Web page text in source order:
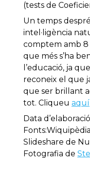
(tests de
Un temps
intel·ligència
comptem amb 8
que més s’ha
l’educació, ja
reconeix el que
que ser brillant
tot. Cliqueu aquí
Data
Slideshare de
Fotografia de